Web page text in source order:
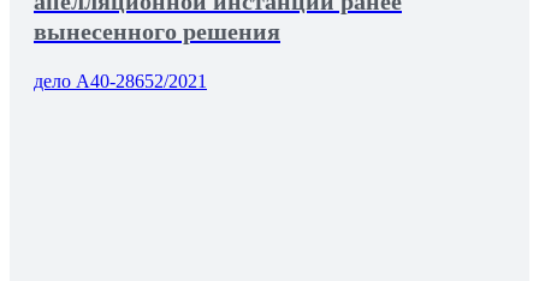
вынесенного решения
дело А40-28652/2021